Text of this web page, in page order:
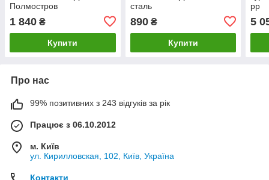
Полмостров
1 840 ₴
Купити
сталь
890₴
Купити
рр
5
Про нас
99% позитивних з 243 відгуків за рік
Працює з 06.10.2012
м. Київ
ул. Кирилловская, 102, Київ, Україна
Контакти